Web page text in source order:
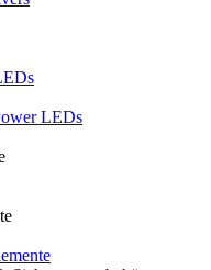
LEDs